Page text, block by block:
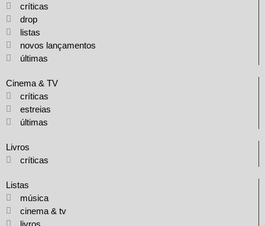
críticas
drop
listas
novos lançamentos
últimas
Cinema & TV
críticas
estreias
últimas
Livros
críticas
Listas
música
cinema & tv
livros